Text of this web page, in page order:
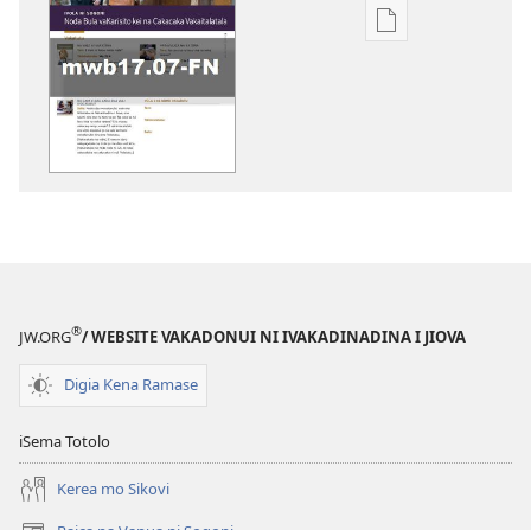
Sala
NI
NA
JW.ORG®/ WEBSITE VAKADONUI NI IVAKADINADINA I JIOVA
Digia Kena Ramase
iSema Totolo
Kerea mo Sikovi